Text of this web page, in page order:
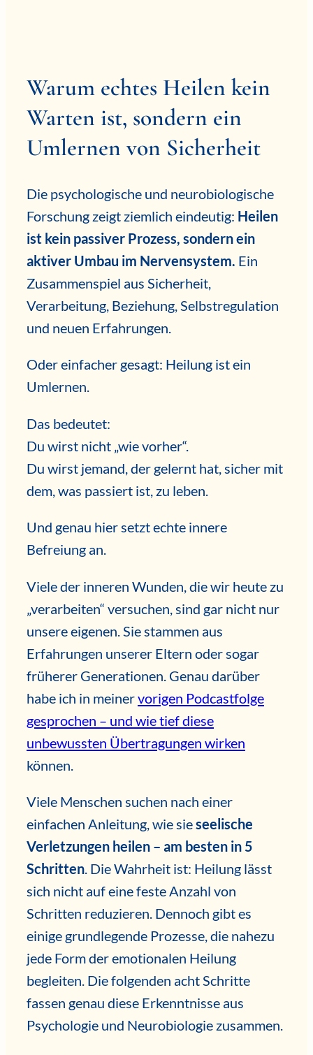
Warum echtes Heilen kein
Warten ist, sondern ein
Umlernen von Sicherheit
Die psychologische und neurobiologische
Forschung zeigt ziemlich eindeutig: Heilen
ist kein passiver Prozess, sondern ein
aktiver Umbau im Nervensystem. Ein
Zusammenspiel aus Sicherheit,
Verarbeitung, Beziehung, Selbstregulation
und neuen Erfahrungen.
Oder einfacher gesagt: Heilung ist ein
Umlernen.
Das bedeutet:
Du wirst nicht „wie vorher“.
Du wirst jemand, der gelernt hat, sicher mit
dem, was passiert ist, zu leben.
Und genau hier setzt echte innere
Befreiung an.
Viele der inneren Wunden, die wir heute zu
„verarbeiten“ versuchen, sind gar nicht nur
unsere eigenen. Sie stammen aus
Erfahrungen unserer Eltern oder sogar
früherer Generationen. Genau darüber
habe ich in meinervorigen Podcastfolge
gesprochen – und wie tief diese
unbewussten Übertragungen wirken
können.
Viele Menschen suchen nach einer
einfachen Anleitung, wie sieseelische
Verletzungen heilen – am besten in 5
Schritten. Die Wahrheit ist: Heilung lässt
sich nicht auf eine feste Anzahl von
Schritten reduzieren. Dennoch gibt es
einige grundlegende Prozesse, die nahezu
jede Form der emotionalen Heilung
begleiten. Die folgenden acht Schritte
fassen genau diese Erkenntnisse aus
Psychologie und Neurobiologie zusammen.